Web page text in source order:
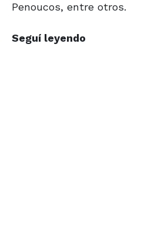
Penoucos, entre otros.
Seguí leyendo